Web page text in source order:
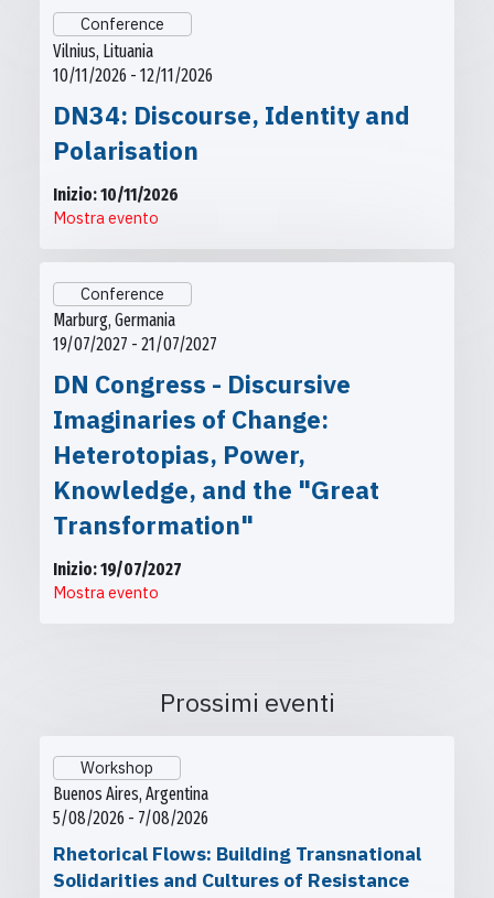
Conference
Vilnius, Lituania
10/11/2026 - 12/11/2026
DN34: Discourse, Identity and
Polarisation
Inizio: 10/11/2026
Mostra evento
Conference
Marburg, Germania
19/07/2027 - 21/07/2027
DN Congress - Discursive
Imaginaries of Change:
Heterotopias, Power,
Knowledge, and the "Great
Transformation"
Inizio: 19/07/2027
Mostra evento
Prossimi eventi
Workshop
Buenos Aires, Argentina
5/08/2026 - 7/08/2026
Rhetorical Flows: Building Transnational
Solidarities and Cultures of Resistance